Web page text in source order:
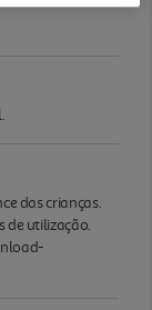
das crianças.
de utilização.